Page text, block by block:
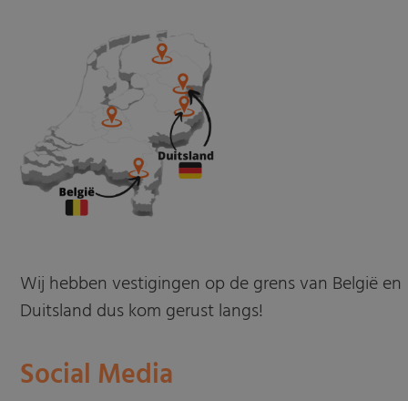
Wij hebben vestigingen op de grens van België en
Duitsland dus kom gerust langs!
Social Media